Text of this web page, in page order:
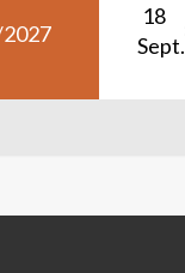
2027
18
Sept.